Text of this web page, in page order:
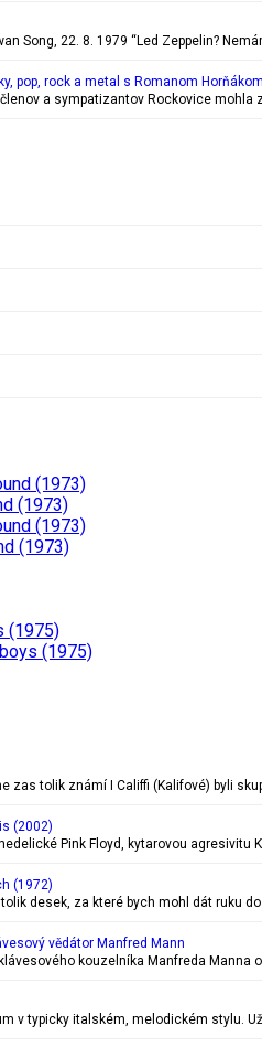
Song, 22. 8. 1979 “Led Zeppelin?
pop, rock a metal s Romanom Horňákom
a sympatizantov Rockovice mohla
(1973)
(1973)
(1973)
(1973)
(1975)
(1975)
zas tolik známí I Califfi (Kalifové) byli
(2002)
Pink Floyd, kytarovou
(1972)
desek, za které bych mohl dát ruku
vědátor Manfred Mann
kouzelníka Manfreda
v typicky italském, melodickém stylu.